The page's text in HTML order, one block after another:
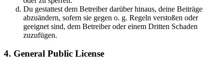
Du gestattest dem Betreiber darüber hinaus, deine Beiträge
abzuändern, sofern sie gegen o. g. Regeln verstoßen oder
geeignet sind, dem Betreiber oder einem Dritten Schaden
zuzufügen.
4. General Public License